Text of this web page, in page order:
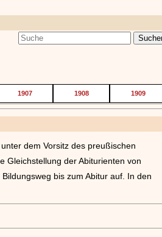
1907 1908 1909
dem Vorsitz des preußischen
Gleichstellung der Abiturienten von
bis zum Abitur auf. In den